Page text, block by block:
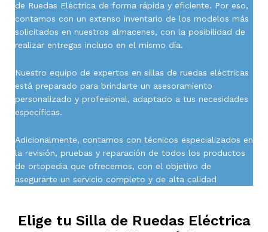
de Ruedas Eléctrica de forma rápida y eficiente. Por eso,
contamos con un extenso inventario de los modelos más
solicitados en nuestros almacenes, con la posibilidad de
realizar entregas incluso en el mismo día.
Nuestro equipo de expertos en sillas de ruedas eléctricas
está preparado para brindarte un asesoramiento
personalizado y profesional, adaptado a tus necesidades
específicas.
Adicionalmente, contamos con técnicos especializados en
la revisión, pruebas y reparación de todos los productos
de ortopedia que ofrecemos, con el objetivo de
asegurarte un servicio completo y de alta calidad
Elige tu Silla de Ruedas Eléctrica